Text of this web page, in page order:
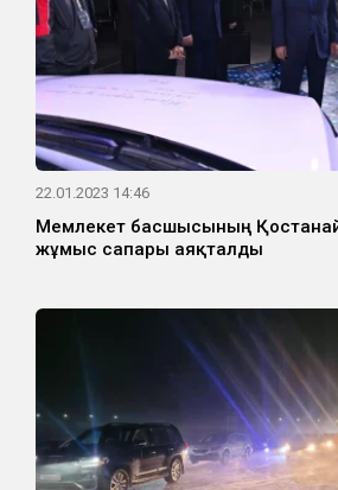
22.01.2023 14:46
Мемлекет басшысының
жұмыс сапары аяқталды